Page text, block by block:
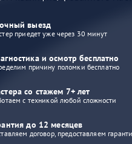
выезд
приедет уже через 30 минут
и осмотр бесплатно
причину поломки бесплатно
со стажем 7+ лет
с техникой любой сложности
до 12 месяцев
договор, предоставляем